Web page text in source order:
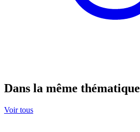
Dans la même thématique
Voir tous